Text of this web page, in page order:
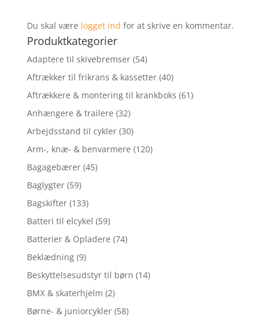
Du skal være logget ind for at skrive en kommentar.
Produktkategorier
Adaptere til skivebremser (54)
Aftrækker til frikrans & kassetter (40)
Aftrækkere & montering til krankboks (61)
Anhængere & trailere (32)
Arbejdsstand til cykler (30)
Arm-, knæ- & benvarmere (120)
Bagagebærer (45)
Baglygter (59)
Bagskifter (133)
Batteri til elcykel (59)
Batterier & Opladere (74)
Beklædning (9)
Beskyttelsesudstyr til børn (14)
BMX & skaterhjelm (2)
Børne- & juniorcykler (58)